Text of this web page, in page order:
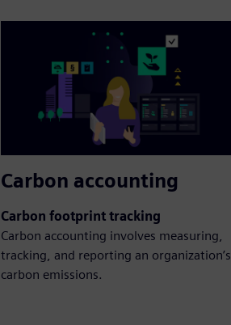
Carbon accounting
Carbon footprint tracking
Carbon accounting involves measuring,
tracking, and reporting an organization’s
carbon emissions.